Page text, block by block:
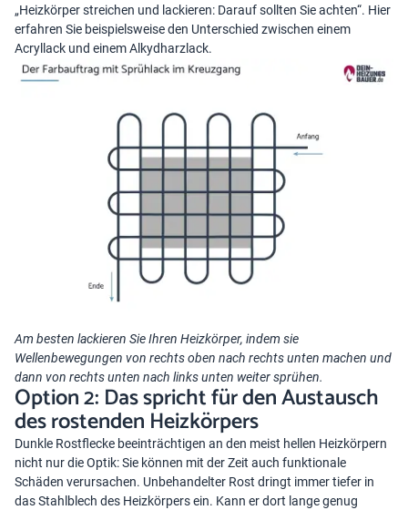
„Heizkörper streichen und lackieren: Darauf sollten Sie achten“. Hier
erfahren Sie beispielsweise den Unterschied zwischen einem
Acryllack und einem Alkydharzlack.
Am besten lackieren Sie Ihren Heizkörper, indem sie
Wellenbewegungen von rechts oben nach rechts unten machen und
dann von rechts unten nach links unten weiter sprühen.
Option 2: Das spricht für den Austausch
des rostenden Heizkörpers
Dunkle Rostflecke beeinträchtigen an den meist hellen Heizkörpern
nicht nur die Optik: Sie können mit der Zeit auch funktionale
Schäden verursachen. Unbehandelter Rost dringt immer tiefer in
das Stahlblech des Heizkörpers ein. Kann er dort lange genug